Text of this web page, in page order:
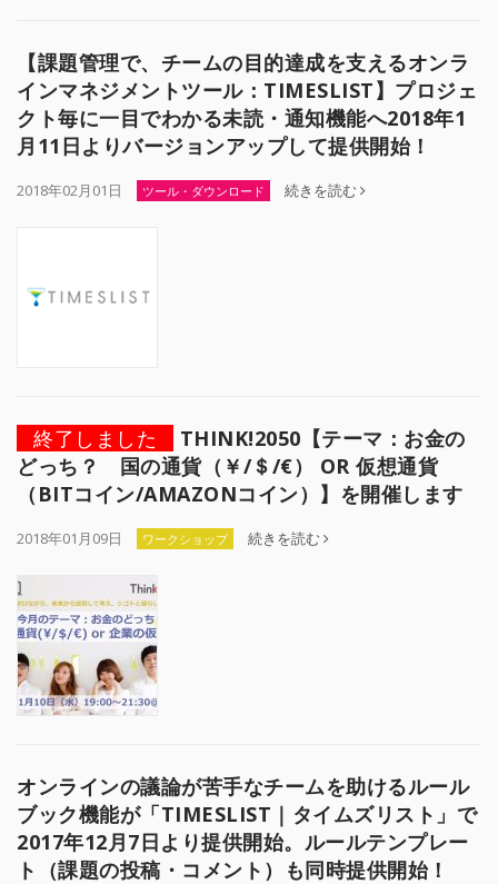
【課題管理で、チームの目的達成を支えるオンラ
インマネジメントツール：TIMESLIST】プロジェ
クト毎に一目でわかる未読・通知機能へ2018年1
月11日よりバージョンアップして提供開始！
2018年02月01日 ツール・ダウンロード 続きを読む
終了しました
THINK!2050【テーマ：お金の
どっち？ 国の通貨（￥/＄/€） OR 仮想通貨
（BITコイン/AMAZONコイン）】を開催します
2018年01月09日 ワークショップ 続きを読む
オンラインの議論が苦手なチームを助けるルール
ブック機能が「TIMESLIST｜タイムズリスト」で
2017年12月7日より提供開始。ルールテンプレー
ト（課題の投稿・コメント）も同時提供開始！